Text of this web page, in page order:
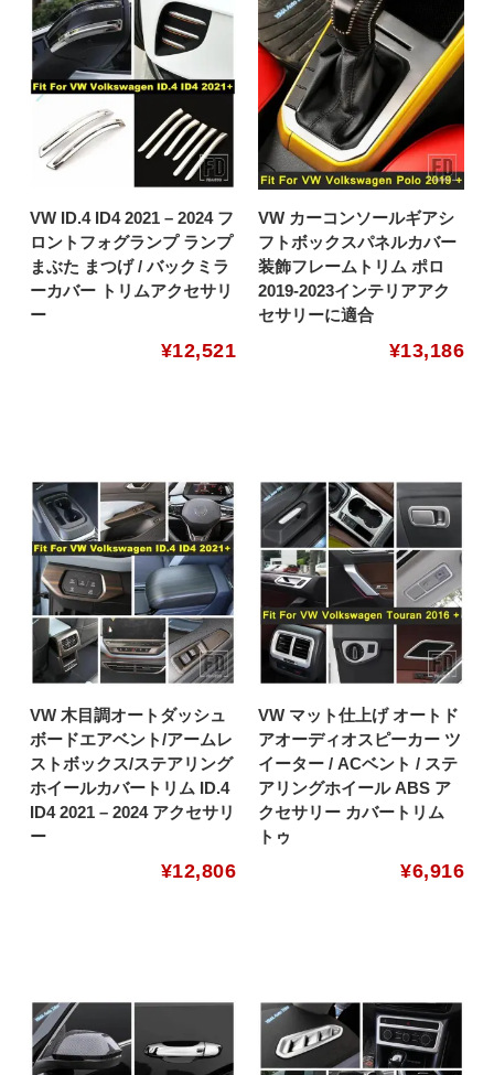
VW ID.4 ID4 2021 – 2024 フ
ロントフォグランプ ランプ
まぶた まつげ / バックミラ
ーカバー トリムアクセサリ
ー
¥12,521
VW カーコンソールギアシ
フトボックスパネルカバー
装飾フレームトリム ポロ
2019-2023インテリアアク
セサリーに適合
¥13,186
VW 木目調オートダッシュ
ボードエアベント/アームレ
ストボックス/ステアリング
ホイールカバートリム ID.4
ID4 2021 – 2024 アクセサリ
ー
¥12,806
VW マット仕上げ オートド
アオーディオスピーカー ツ
イーター / ACベント / ステ
アリングホイール ABS ア
クセサリー カバートリム
トゥ
¥6,916